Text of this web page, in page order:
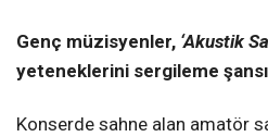
Genç müzisyenler, ‘Akustik
yeteneklerini sergileme
Konserde sahne alan amatör